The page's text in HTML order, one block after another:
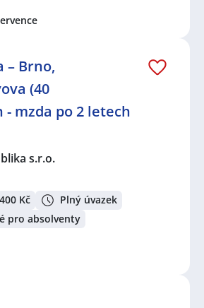
– Brno,
(40
mzda po 2 letech
s.r.o.
Kč
Plný úvazek
pro absolventy